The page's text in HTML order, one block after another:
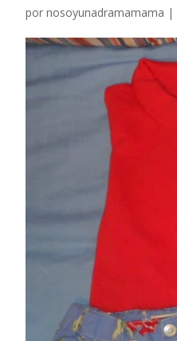
por nosoyunadramamama |